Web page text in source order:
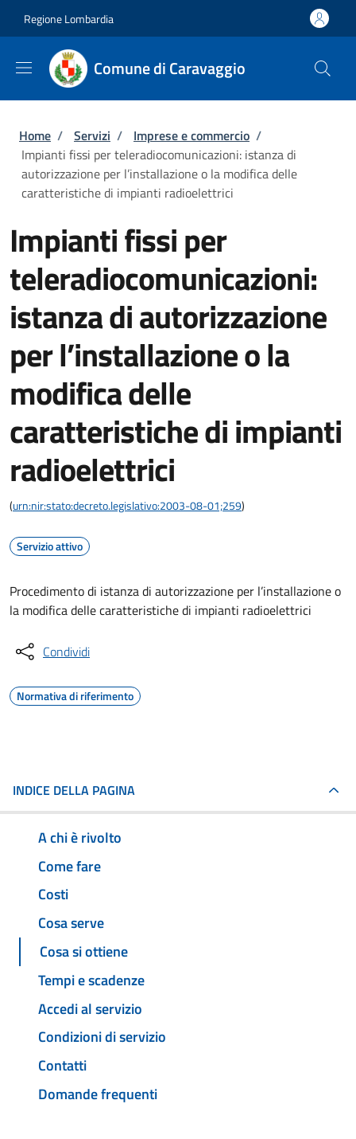
Regione Lombardia
Comune di Caravaggio
Briciole di pane
Home / Servizi / Imprese e commercio /
Impianti fissi per teleradiocomunicazioni: istanza di
autorizzazione per l’installazione o la modifica delle
caratteristiche di impianti radioelettrici
Impianti fissi per
teleradiocomunicazioni:
istanza di autorizzazione
per l’installazione o la
modifica delle
caratteristiche di impianti
radioelettrici
(urn:nir:stato:decreto.legislativo:2003-08-01;259)
Servizio attivo
Procedimento di istanza di autorizzazione per l’installazione o
la modifica delle caratteristiche di impianti radioelettrici
Condividi
Normativa di riferimento
INDICE DELLA PAGINA
A chi è rivolto
Come fare
Costi
Cosa serve
Cosa si ottiene
Tempi e scadenze
Accedi al servizio
Condizioni di servizio
Contatti
Domande frequenti